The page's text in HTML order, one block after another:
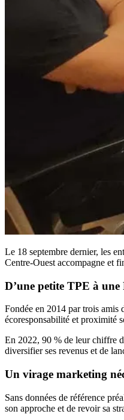
Le 18 septembre dernier, les
Centre-Ouest accompagne et
D’une petite TPE à
Fondée en 2014 par trois amis
écoresponsabilité et proximité
En 2022, 90 % de leur chiffre
diversifier ses revenus et de
Un virage marketing
Sans données de référence
son approche et de revoir sa